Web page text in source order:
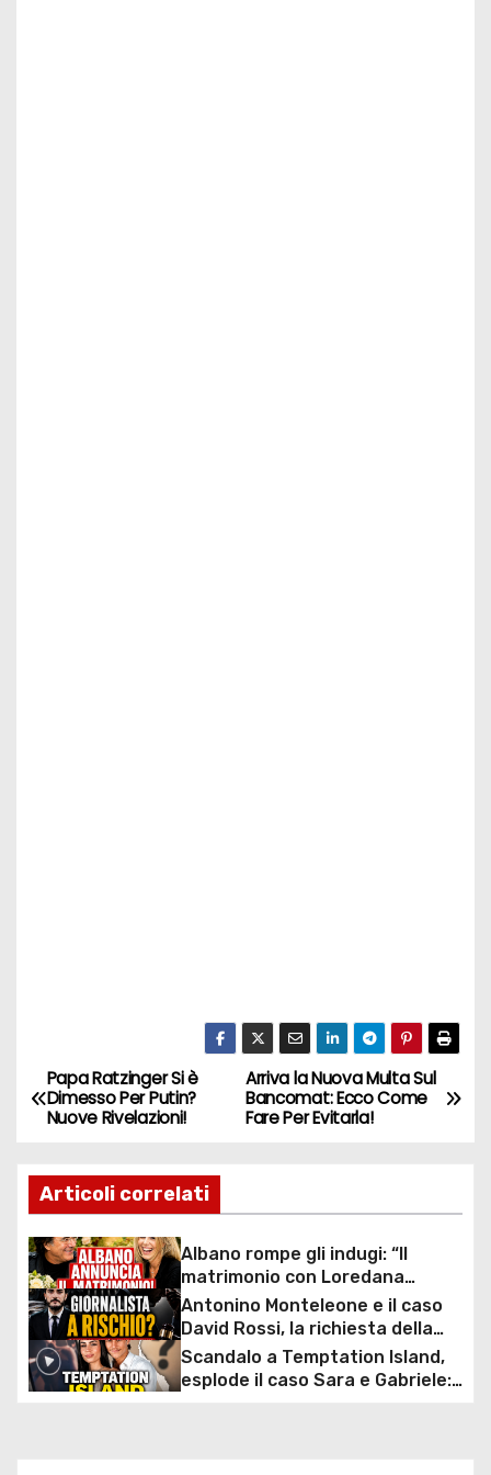
N
a
v
i
g
a
z
Arriva la Nuova Multa Sul
Bancomat: Ecco Come
Fare Per Evitarla!
Papa Ratzinger Si è
Dimesso Per Putin?
Nuove Rivelazioni!
Articoli correlati
Albano rompe gli indugi: “Il
matrimonio con Loredana
Lecciso arriva”, la svolta dopo
anni insieme
Antonino Monteleone e il caso
David Rossi, la richiesta della
Procura riaccende il dibattito
sulla libertà di stampa in Italia
Scandalo a Temptation Island,
esplode il caso Sara e Gabriele: